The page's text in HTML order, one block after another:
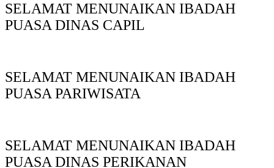
SELAMAT MENUNAIKAN IBADAH
PUASA DINAS CAPIL
SELAMAT MENUNAIKAN IBADAH
PUASA PARIWISATA
SELAMAT MENUNAIKAN IBADAH
PUASA DINAS PERIKANAN